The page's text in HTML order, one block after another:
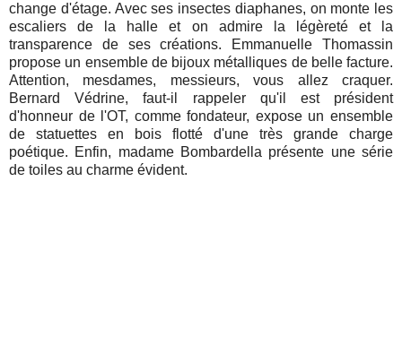
change d'étage. Avec ses insectes diaphanes, on monte les
escaliers de la halle et on admire la légèreté et la
transparence de ses créations. Emmanuelle Thomassin
propose un ensemble de bijoux métalliques de belle facture.
Attention, mesdames, messieurs, vous allez craquer.
Bernard Védrine, faut-il rappeler qu'il est président
d'honneur de l'OT, comme fondateur, expose un ensemble
de statuettes en bois flotté d'une très grande charge
poétique. Enfin, madame Bombardella présente une série
de toiles au charme évident.